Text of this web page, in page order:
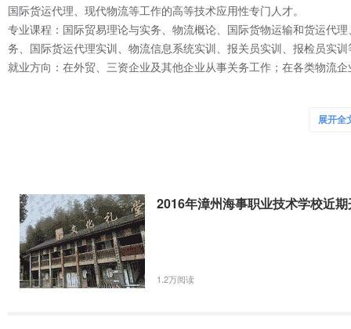
国际货运代理、现代物流等工作的高等技术应用性专门人才。
专业课程：国际贸易理论与实务、物流概论、国际货物运输和货运代
务、国际货运代理实训、物流信息系统实训、报关员实训、报检员实训
就业方向：在外贸、三资企业及其他企业从事关务工作；在各类物流
学校前身是厦门泛航船员服务有限公司和集美大学船员培训中心合
学校由厦门泛航船员服务有限公司投资创办，采用董事会领导下的
系。学校充分利用公司在船员证件办理、船员外派以及就业渠道方面
文章中可能包含联系方式（电话、手机、网址、微信、QQ）,请确认
学校交费，以免受骗，后果自负。
展开全
2016年漳州海事职业技术学校近
1.2万阅读